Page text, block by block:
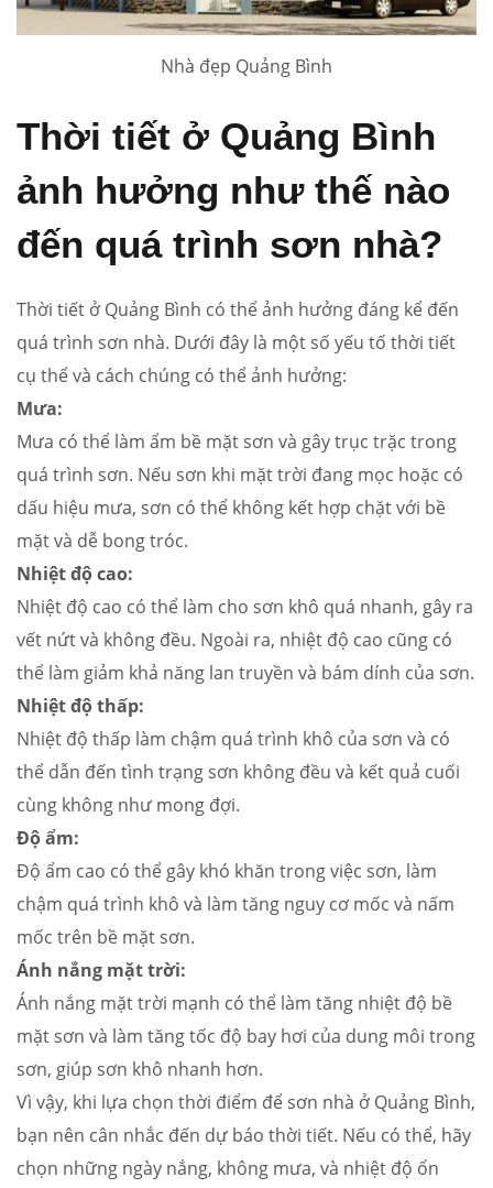
Nhà đẹp Quảng Bình
Thời tiết ở Quảng Bình
ảnh hưởng như thế nào
đến quá trình sơn nhà?
Thời tiết ở Quảng Bình có thể ảnh hưởng đáng kể đến
quá trình sơn nhà. Dưới đây là một số yếu tố thời tiết
cụ thể và cách chúng có thể ảnh hưởng:
Mưa:
Mưa có thể làm ẩm bề mặt sơn và gây trục trặc trong
quá trình sơn. Nếu sơn khi mặt trời đang mọc hoặc có
dấu hiệu mưa, sơn có thể không kết hợp chặt với bề
mặt và dễ bong tróc.
Nhiệt độ cao:
Nhiệt độ cao có thể làm cho sơn khô quá nhanh, gây ra
vết nứt và không đều. Ngoài ra, nhiệt độ cao cũng có
thể làm giảm khả năng lan truyền và bám dính của sơn.
Nhiệt độ thấp:
Nhiệt độ thấp làm chậm quá trình khô của sơn và có
thể dẫn đến tình trạng sơn không đều và kết quả cuối
cùng không như mong đợi.
Độ ẩm:
Độ ẩm cao có thể gây khó khăn trong việc sơn, làm
chậm quá trình khô và làm tăng nguy cơ mốc và nấm
mốc trên bề mặt sơn.
Ánh nắng mặt trời:
Ánh nắng mặt trời mạnh có thể làm tăng nhiệt độ bề
mặt sơn và làm tăng tốc độ bay hơi của dung môi trong
sơn, giúp sơn khô nhanh hơn.
Vì vậy, khi lựa chọn thời điểm để sơn nhà ở Quảng Bình,
bạn nên cân nhắc đến dự báo thời tiết. Nếu có thể, hãy
chọn những ngày nắng, không mưa, và nhiệt độ ổn